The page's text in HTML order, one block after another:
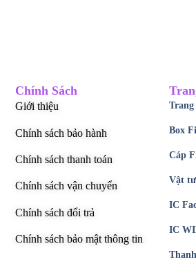
Box
Cáp
Vật tư
IC
IC
Chính Sách
Giới thiệu
Chính sách bảo hành
Chính sách thanh toán
Chính sách vận chuyển
Chính sách đổi trả
Chính sách bảo mật thông tin